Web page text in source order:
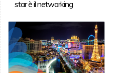
star è il networking